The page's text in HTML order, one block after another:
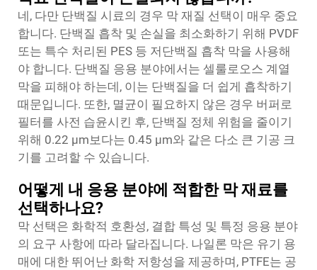
네, 다만 단백질 시료의 경우 막 재질 선택이 매우 중요
합니다. 단백질 흡착 및 손실을 최소화하기 위해 PVDF
또는 특수 처리된 PES 등 저단백질 흡착 막을 사용해
야 합니다. 단백질 응용 분야에서는 셀룰로오스 계열
막을 피해야 하는데, 이는 단백질을 더 쉽게 흡착하기
때문입니다. 또한, 멸균이 필요하지 않은 경우 버퍼로
필터를 사전 습윤시킨 후, 단백질 정체 위험을 줄이기
위해 0.22 μm보다는 0.45 μm와 같은 다소 큰 기공 크
기를 고려할 수 있습니다.
어떻게 내 응용 분야에 적합한 막 재료를
선택하나요?
막 선택은 화학적 호환성, 결합 특성 및 특정 응용 분야
의 요구 사항에 따라 달라집니다. 나일론 막은 유기 용
매에 대한 뛰어난 화학 저항성을 제공하며, PTFE는 공